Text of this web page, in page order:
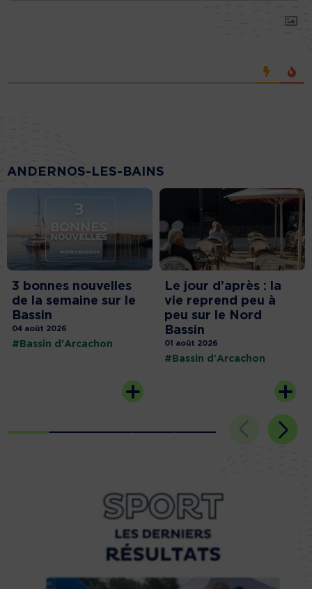
ANDERNOS-LES-BAINS
3 bonnes nouvelles
de la semaine sur le
Bassin
04 août 2026
#Bassin d'Arcachon
Le jour d’après : la
vie reprend peu à
peu sur le Nord
Bassin
01 août 2026
#Bassin d'Arcachon